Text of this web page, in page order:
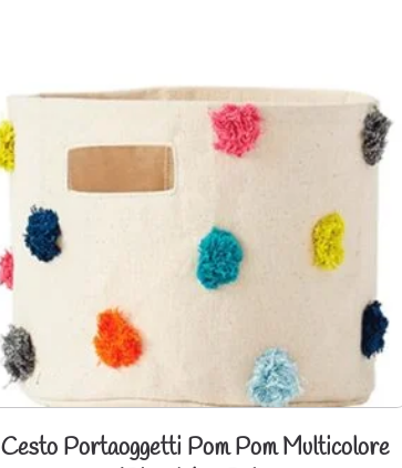
Cesto Portaoggetti Pom Pom Multicolore